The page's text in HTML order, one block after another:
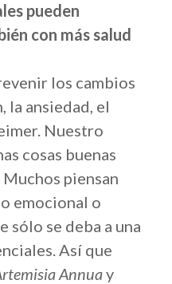
pueden
con más salud
los cambios
la ansiedad, el
Nuestro
cosas buenas
piensan
emocional o
sólo se deba a una
Así que
Annuay